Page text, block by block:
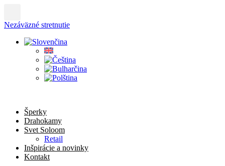
obsah
Nezáväzné stretnutie
Šperky
Drahokamy
Svet Soloom
Retail
Inšpirácie a novinky
Kontakt